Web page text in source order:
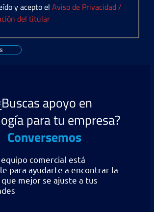
y acepto el Aviso de Privacidad /
del titular
apoyo en
para tu empresa?
Conversemos
comercial está
para ayudarte a encontrar la
mejor se ajuste a tus